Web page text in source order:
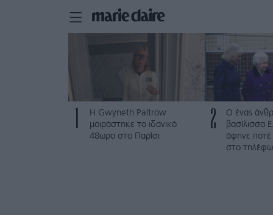
Η Gwyneth Paltrow
μοιράστηκε το ιδανικό
48ωρο στο Παρίσι
2
Ο ένας
βασίλισσα
άφηνε ποτέ
στο